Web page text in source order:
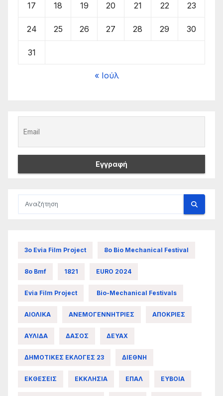
17 18 19 20 21 22 23
24 25 26 27 28 29 30
31
« Ιούλ
3ο Evia Film Project 8ο Bio Mechanical Festival
8ο Bmf 1821 EURO 2024
Evia Film Project Bio-Mechanical Festivals
ΑΙΟΛΙΚΑ ΑΝΕΜΟΓΕΝΝΗΤΡΙΕΣ ΑΠΟΚΡΙΕΣ
ΑΥΛΙΔΑ ΔΑΣΟΣ ΔΕΥΑΧ
ΔΗΜΟΤΙΚΕΣ ΕΚΛΟΓΕΣ 23 ΔΙΕΘΝΗ
ΕΚΘΕΣΕΙΣ ΕΚΚΛΗΣΙΑ ΕΠΑΛ ΕΥΒΟΙΑ